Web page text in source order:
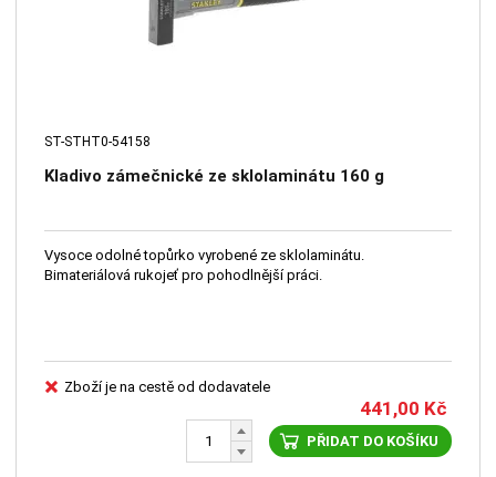
ST-STHT0-54158
Kladivo zámečnické ze sklolaminátu 160 g
Vysoce odolné topůrko vyrobené ze sklolaminátu.
Bimateriálová rukojeť pro pohodlnější práci.
Zboží je na cestě od dodavatele
441,00 Kč
PŘIDAT DO KOŠÍKU